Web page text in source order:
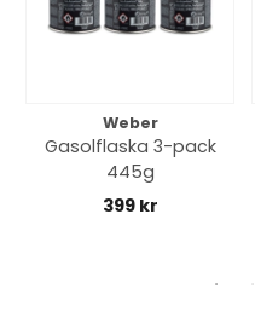
Weber
Gasolflaska 3-pack
445g
399 kr